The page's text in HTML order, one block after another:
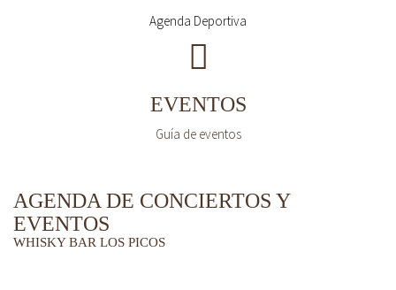
Agenda Deportiva
EVENTOS
Guía de eventos
AGENDA DE CONCIERTOS Y
EVENTOS
WHISKY BAR LOS PICOS